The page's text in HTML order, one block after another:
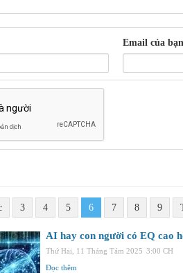
Email của bạn
3 4 5 6 7 8 9
AI hay con người có EQ cao
Thứ Hai, 11 Tháng Tám 2025 3:00 CH
Đọc thêm